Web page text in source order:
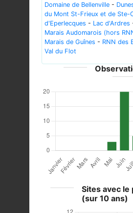
Domaine de Bellenville -
du Mont St-Frieux et de Ste-
d'Eperlecques - Lac d'Ardres
Marais Audomarois (hors
Marais de Guînes - RNN des
Val du Flot
Sites avec
(sur 10 ans)